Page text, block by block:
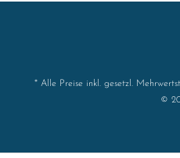
* Alle Preise inkl. gesetzl.
©